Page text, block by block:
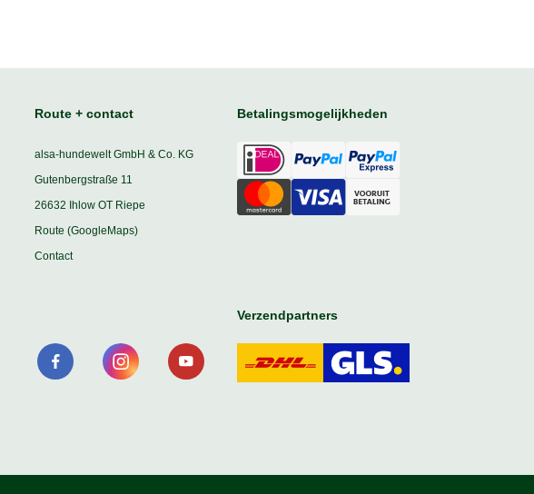
Route + contact
alsa-hundewelt GmbH & Co. KG
Gutenbergstraße 11
26632 Ihlow OT Riepe
Route (GoogleMaps)
Contact
Betalingsmogelijkheden
Verzendpartners